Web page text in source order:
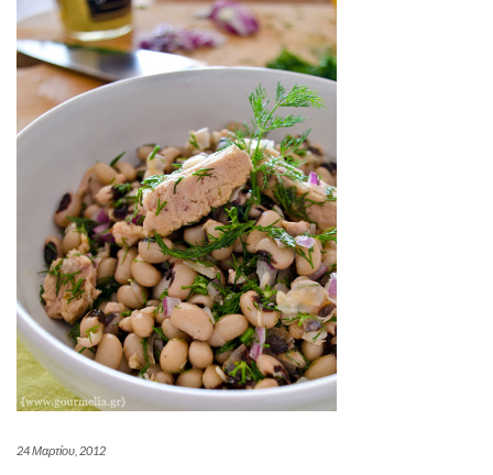
24 Μαρτίου, 2012